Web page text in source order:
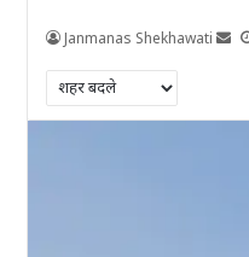
Janmanas Shekhawati